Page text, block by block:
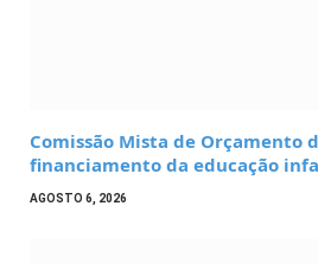
Comissão Mista de Orçamento
financiamento da educação
AGOSTO 6, 2026